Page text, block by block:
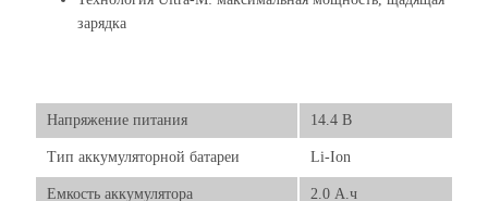
зарядка
Напряжение питания 14.4 В
Тип аккумуляторной батареи Li-Ion
Емкость аккумулятора 2.0 А.ч